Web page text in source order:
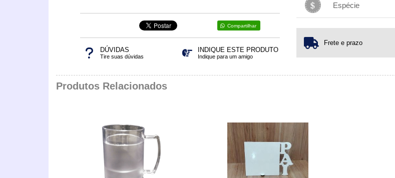
Compartilhar
DÚVIDAS
Tire suas dúvidas
INDIQUE ESTE PRODUTO
Indique para um amigo
Espécie
Frete e prazo
Produtos Relacionados